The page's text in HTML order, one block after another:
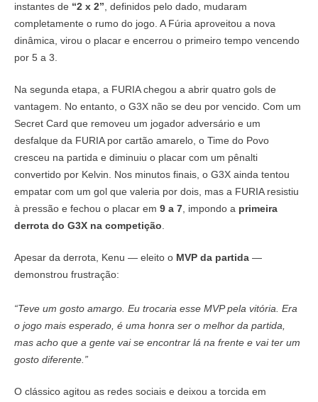
instantes de “2 x 2” , definidos pelo dado, mudaram
completamente o rumo do jogo. A Fúria aproveitou a nova
dinâmica, virou o placar e encerrou o primeiro tempo vencendo
por 5 a 3.
Na segunda etapa, a FURIA chegou a abrir quatro gols de
vantagem. No entanto, o G3X não se deu por vencido. Com um
Secret Card que removeu um jogador adversário e um
desfalque da FURIA por cartão amarelo, o Time do Povo
cresceu na partida e diminuiu o placar com um pênalti
convertido por Kelvin. Nos minutos finais, o G3X ainda tentou
empatar com um gol que valeria por dois, mas a FURIA resistiu
à pressão e fechou o placar em 9 a 7 , impondo a primeira
derrota do G3X na competição
Apesar da derrota, Kenu — eleito o MVP da partida —
demonstrou frustração:
“Teve um gosto amargo. Eu trocaria esse MVP pela vitória. Era
o jogo mais esperado, é uma honra ser o melhor da partida,
mas acho que a gente vai se encontrar lá na frente e vai ter um
gosto diferente.”
O clássico agitou as redes sociais e deixou a torcida em